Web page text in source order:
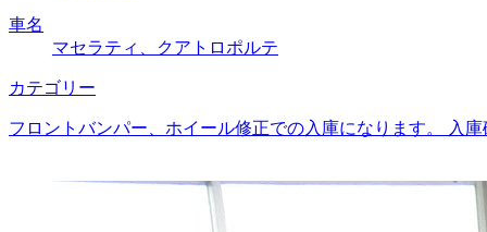
車名
マセラティ、クアトロポルテ
カテゴリー
フロントバンパー、ホイール修正での入庫になります。 入